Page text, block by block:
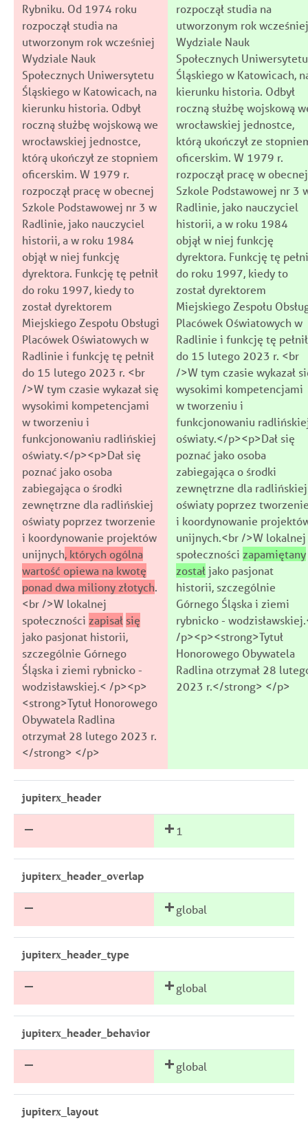
Rybniku. Od 1974 roku
rozpoczął studia na
utworzonym rok wcześniej
Wydziale Nauk
Społecznych Uniwersytetu
Śląskiego w Katowicach, na
kierunku historia. Odbył
roczną służbę wojskową we
wrocławskiej jednostce,
którą ukończył ze stopniem
oficerskim. W 1979 r.
rozpoczął pracę w obecnej
Szkole Podstawowej nr 3 w
Radlinie, jako nauczyciel
historii, a w roku 1984
objął w niej funkcję
dyrektora. Funkcję tę pełnił
do roku 1997, kiedy to
został dyrektorem
Miejskiego Zespołu Obsługi
Placówek Oświatowych w
Radlinie i funkcję tę pełnił
do 15 lutego 2023 r. <br
/>W tym czasie wykazał się
wysokimi kompetencjami
w tworzeniu i
funkcjonowaniu radlińskiej
oświaty.</p><p>Dał się
poznać jako osoba
zabiegająca o środki
zewnętrzne dla radlińskiej
oświaty poprzez tworzenie
i koordynowanie projektów
unijnych, których ogólna
wartość opiewa na kwotę
ponad dwa miliony złotych.
<br />W lokalnej
społeczności zapisał się
jako pasjonat historii,
szczególnie Górnego
Śląska i ziemi rybnicko -
wodzisławskiej.< /p><p>
<strong>Tytuł Honorowego
Obywatela Radlina
otrzymał 28 lutego 2023 r.
</strong> </p>
rozpoczął studia na
utworzonym rok wcześniej
Wydziale Nauk
Społecznych Uniwersytetu
Śląskiego w Katowicach,
kierunku historia. Odbył
roczną służbę wojskową
wrocławskiej jednostce,
którą ukończył ze
oficerskim. W 1979 r.
rozpoczął pracę w obecnej
Szkole Podstawowej nr 3
Radlinie, jako nauczyciel
historii, a w roku 1984
objął w niej funkcję
dyrektora. Funkcję tę
do roku 1997, kiedy to
został dyrektorem
Miejskiego Zespołu
Placówek Oświatowych w
Radlinie i funkcję tę pełnił
do 15 lutego 2023 r. <br
/>W tym czasie wykazał
wysokimi kompetencjami
w tworzeniu i
funkcjonowaniu
oświaty.</p><p>Dał się
poznać jako osoba
zabiegająca o środki
zewnętrzne dla radlińskiej
oświaty poprzez
i koordynowanie
unijnych.<br />W lokalnej
społeczności zapamiętany
został jako pasjonat
historii, szczególnie
Górnego Śląska i ziemi
rybnicko -
/p><p><strong>Tytuł
Honorowego Obywatela
Radlina otrzymał 28
2023 r.</strong> </p>
jupiterx_header
1
jupiterx_header_overlap
global
jupiterx_header_type
global
jupiterx_header_behavior
global
jupiterx_layout